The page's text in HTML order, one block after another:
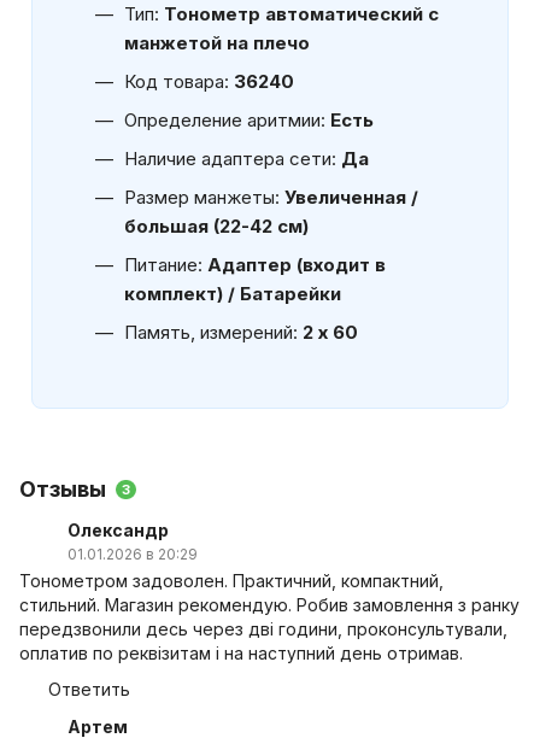
Тип: Тонометр автоматический с
манжетой на плечо
Код товара: 36240
Определение аритмии: Есть
Наличие адаптера сети: Да
Размер манжеты: Увеличенная /
большая (22-42 см)
Питание: Адаптер (входит в
комплект) / Батарейки
Память, измерений: 2 х 60
Отзывы 3
Олександр
01.01.2026 в 20:29
Тонометром задоволен. Практичний, компактний,
стильний. Магазин рекомендую. Робив замовлення з ранку
передзвонили десь через дві години, проконсультували,
оплатив по реквізитам і на наступний день отримав.
Ответить
Артем